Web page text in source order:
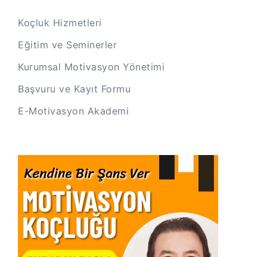
Koçluk Hizmetleri
Eğitim ve Seminerler
Kurumsal Motivasyon Yönetimi
Başvuru ve Kayıt Formu
E-Motivasyon Akademi